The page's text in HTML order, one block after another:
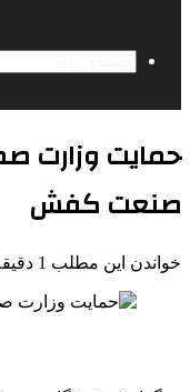
حمایت وزارت
صنعت کفش
خواندن این مطلب 1 دقیقه زمان میبرد